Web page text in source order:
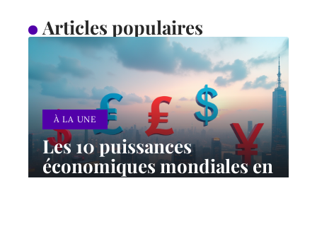
Articles populaires
À LA UNE
Les 10 puissances
économiques mondiales en
2024 : classement et